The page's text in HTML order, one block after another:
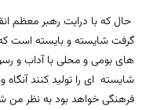
گرفت شایسته و بایسته است که
های بومی و محلی با آداب و
شایسته ای را تولید کنند
فرهنگی خواهد بود به نظر من